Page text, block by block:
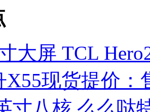
大屏 TCL
X55现货提价：
寸八核 么么哒